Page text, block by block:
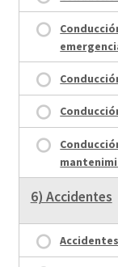
6) Accidentes